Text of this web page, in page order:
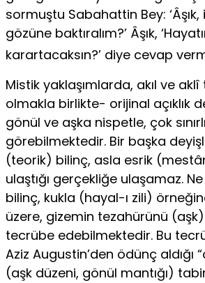
sormuştu Sabahattin Bey:
gözüne baktıralım?’ Âşık,
karartacaksın?’ diye cevap
Mistik yaklaşımlarda, akıl ve
olmakla birlik­te- orijinal açıklık
gönül ve aşka nispetle, çok
görebilmektedir. Bir başka
(teorik) bilinç, asla esrik
ulaştığı gerçekliğe ulaşamaz.
bilinç, kukla (hayal-ı zili)
üzere, gize­min tezahürünü
tecrübe edebilmektedir. Bu
Aziz Augustin’den ödünç aldığı
(aşk düzeni, gönül mantığı)